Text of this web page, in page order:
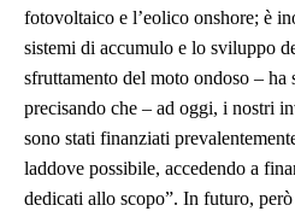
fotovoltaico e l’eolico onshore; è
sistemi di accumulo e lo sviluppo
sfruttamento del moto ondoso – ha
precisando che – ad oggi, i nostri
sono stati finanziati
laddove possibile, accedendo a
dedicati allo scopo”. In futuro,